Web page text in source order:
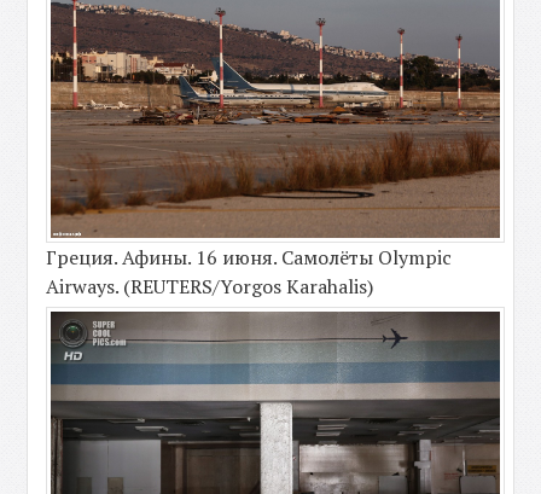
Греция. Афины. 16 июня. Самолёты Olympic
Airways. (REUTERS/Yorgos Karahalis)